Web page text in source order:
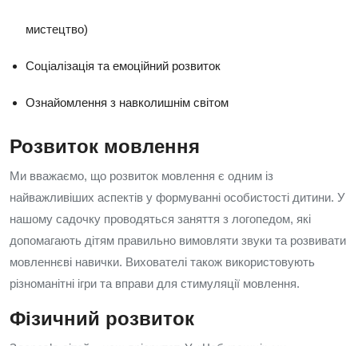
мистецтво)
Соціалізація та емоційний розвиток
Ознайомлення з навколишнім світом
Розвиток мовлення
Ми вважаємо, що розвиток мовлення є одним із
найважливіших аспектів у формуванні особистості дитини. У
нашому садочку проводяться заняття з логопедом, які
допомагають дітям правильно вимовляти звуки та розвивати
мовленнєві навички. Вихователі також використовують
різноманітні ігри та вправи для стимуляції мовлення.
Фізичний розвиток